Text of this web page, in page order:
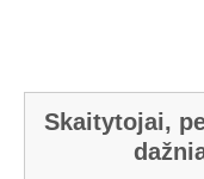
Skaitytojai,